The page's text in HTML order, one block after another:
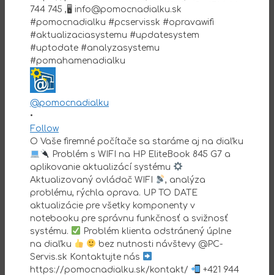
@pomocnadialku
•
Follow
O Vaše firemné počítače sa staráme aj na diaľku
Problém s WIFI na HP EliteBook 845 G7 a
aplikovanie aktualizácí systému
Aktualizovaný ovládač WIFI
, analýza
problému, rýchla oprava. UP TO DATE
aktualizácie pre všetky komponenty v
notebooku pre správnu funkčnosť a svižnosť
systému.
Problém klienta odstránený úplne
na diaľku
bez nutnosti návštevy @PC-
Servis.sk Kontaktujte nás
https://pomocnadialku.sk/kontakt/
+421 944